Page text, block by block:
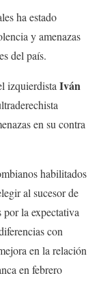
ha estado
y amenazas
del país.
izquierdista Iván
en su contra
habilitados
al sucesor de
la expectativa
con
en la relación
en febrero